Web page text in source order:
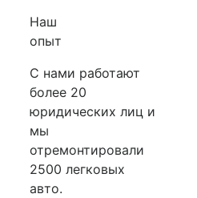
Наш
опыт
С нами работают
более 20
юридических лиц и
мы
отремонтировали
2500 легковых
авто.